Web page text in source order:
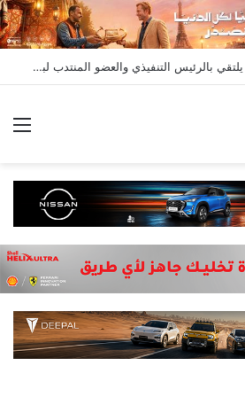
وزير الشباب والرياضة يلتقي بالرئيس التنفيذي والعضو المنتدب لبنك saib لبحث تعزيز التعاون المشترك بين الجانبين